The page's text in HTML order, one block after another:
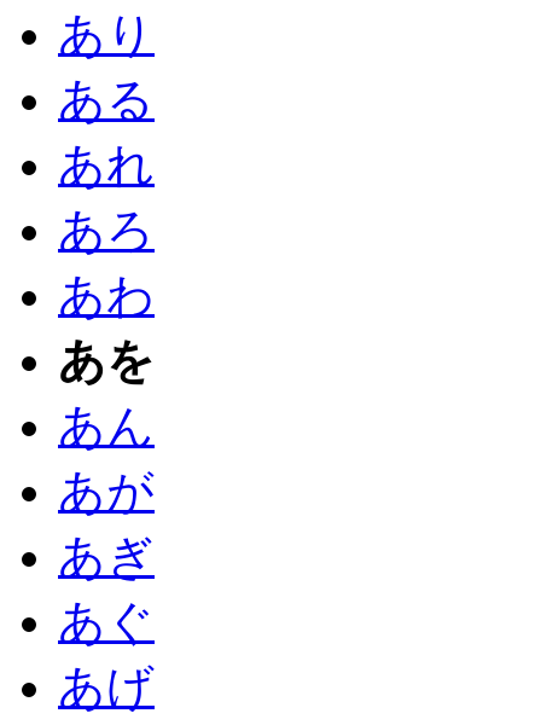
あり
ある
あれ
あろ
あわ
あを
あん
あが
あぎ
あぐ
あげ